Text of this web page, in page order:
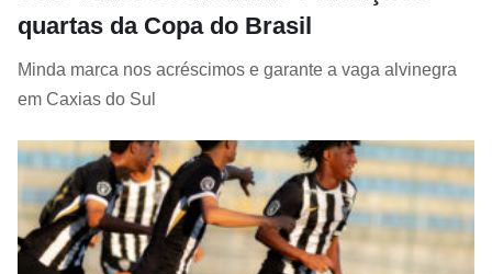
quartas da Copa do Brasil
Minda marca nos acréscimos e garante a vaga alvinegra
em Caxias do Sul